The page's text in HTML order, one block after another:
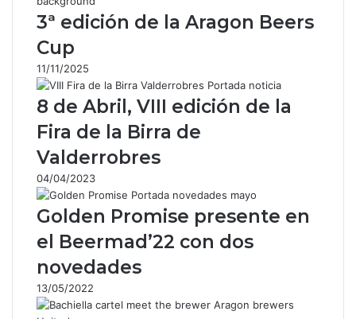
p
r
c
o
r
e
o
e
e
r
ó
n
3ª edición de la Aragon Beers
Cup
11/11/2025
8 de Abril, VIII edición de la
Fira de la Birra de
Valderrobres
04/04/2023
Golden Promise presente en
el Beermad’22 con dos
novedades
13/05/2022